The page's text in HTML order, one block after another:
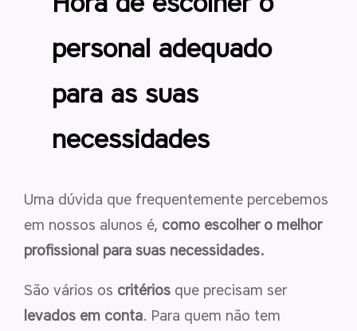
personal adequado
para as suas
necessidades
Uma dúvida que frequentemente percebemos
em nossos alunos é, como escolher o melhor
profissional para suas necessidades.
São vários os critérios que precisam ser
levados em conta. Para quem não tem